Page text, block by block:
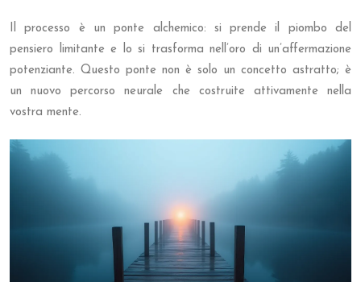
Il processo è un ponte alchemico: si prende il piombo del
pensiero limitante e lo si trasforma nell’oro di un’affermazione
potenziante. Questo ponte non è solo un concetto astratto; è
un nuovo percorso neurale che costruite attivamente nella
vostra mente.